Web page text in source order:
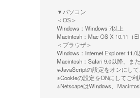
▼パソコン
＜OS＞
Windows：Windows 7以上
Macintosh：Mac OS X 10.11（
＜ブラウザ＞
Windows：Internet Explorer
Macintosh：Safari 9.0以降、ま
※JavaScriptの設定をオンにして
※Cookieの設定をONにしてご利
※NetscapeはWindows、